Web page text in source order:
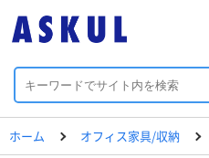
ホーム オフィス家具/収納